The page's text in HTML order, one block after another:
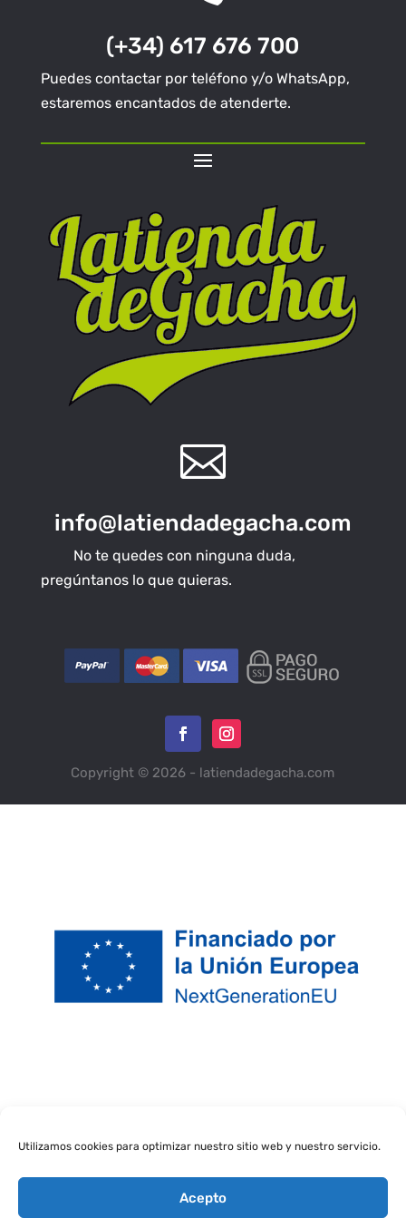
Utilizamos cookies para optimizar nuestro sitio web y nuestro servicio.
Acepto
(+34) 617 676 700
Puedes contactar por teléfono y/o WhatsApp,
estaremos encantados de atenderte.

info@latiendadegacha.com
No te quedes con ninguna duda,
pregúntanos lo que quieras.
Copyright © 2026 - latiendadegacha.com